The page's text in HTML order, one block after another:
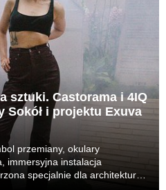
sztuki. Castorama i 4IQ
Sokół i projektu Exuva
przemiany, okulary
immersyjna instalacja
specjalnie dla architektury